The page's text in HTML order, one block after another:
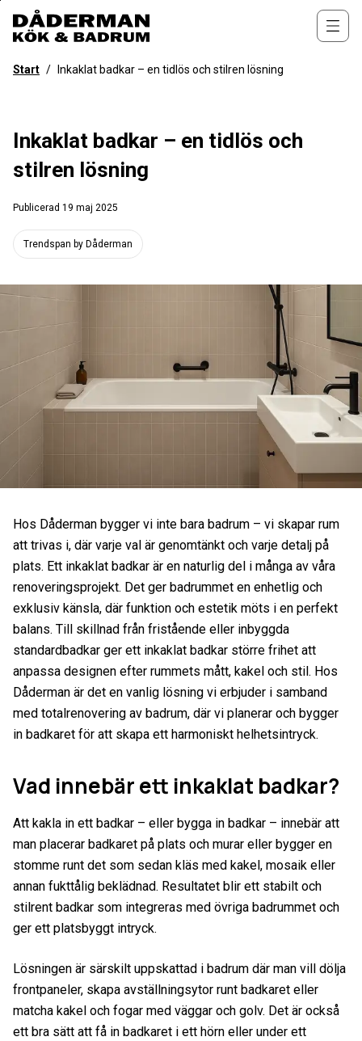
övergripande
förStart / Inkaklat badkar – en tidlös och stilren lösning
Inkaklat badkar – en tidlös och
stilren lösning
Publicerad 19 maj 2025
Trendspan by Dåderman
Hos Dåderman bygger vi inte bara badrum – vi skapar rum
att trivas i, där varje val är genomtänkt och varje detalj på
plats. Ett inkaklat badkar är en naturlig del i många av våra
renoveringsprojekt. Det ger badrummet en enhetlig och
exklusiv känsla, där funktion och estetik möts i en perfekt
balans. Till skillnad från fristående eller inbyggda
standardbadkar ger ett inkaklat badkar större frihet att
anpassa designen efter rummets mått, kakel och stil. Hos
Dåderman är det en vanlig lösning vi erbjuder i samband
med totalrenovering av badrum, där vi planerar och bygger
in badkaret för att skapa ett harmoniskt helhetsintryck.
Vad innebär ett inkaklat badkar?
Att kakla in ett badkar – eller bygga in badkar – innebär att
man placerar badkaret på plats och murar eller bygger en
stomme runt det som sedan kläs med kakel, mosaik eller
annan fukttålig beklädnad. Resultatet blir ett stabilt och
stilrent badkar som integreras med övriga badrummet och
ger ett platsbyggt intryck.
Lösningen är särskilt uppskattad i badrum där man vill dölja
frontpaneler, skapa avställningsytor runt badkaret eller
matcha kakel och fogar med väggar och golv. Det är också
ett bra sätt att få in badkaret i ett hörn eller under ett